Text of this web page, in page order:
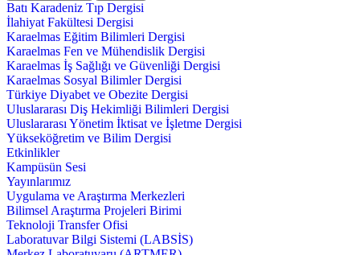
Batı Karadeniz Tıp Dergisi
İlahiyat Fakültesi Dergisi
Karaelmas Eğitim Bilimleri Dergisi
Karaelmas Fen ve Mühendislik Dergisi
Karaelmas İş Sağlığı ve Güvenliği Dergisi
Karaelmas Sosyal Bilimler Dergisi
Türkiye Diyabet ve Obezite Dergisi
Uluslararası Diş Hekimliği Bilimleri Dergisi
Uluslararası Yönetim İktisat ve İşletme Dergisi
Yükseköğretim ve Bilim Dergisi
Etkinlikler
Kampüsün Sesi
Yayınlarımız
Uygulama ve Araştırma Merkezleri
Bilimsel Araştırma Projeleri Birimi
Teknoloji Transfer Ofisi
Laboratuvar Bilgi Sistemi (LABSİS)